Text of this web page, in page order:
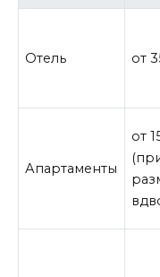
Отель от
Апартаменты
от